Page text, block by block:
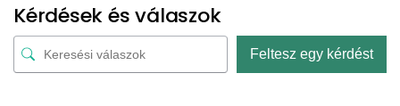
Kérdések és válaszok
Feltesz egy kérdést